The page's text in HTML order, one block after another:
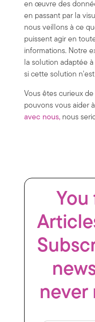
en œuvre des
en passant par la
nous veillons à ce
puissent agir en
informations. Notre
la solution adaptée
si cette solution
Vous êtes curieux
pouvons vous aider
avec nous, nous
never